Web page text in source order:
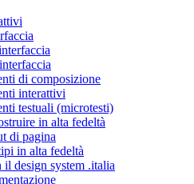
di composizione
interattivi
testuali (microtesti)
in alta fedeltà
di pagina
in alta fedeltà
il design system .italia